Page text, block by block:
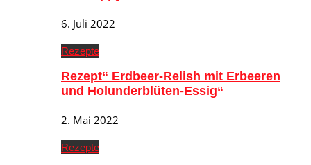
6. Juli 2022
Rezepte
Rezept“ Erdbeer-Relish mit Erbeeren
und Holunderblüten-Essig“
2. Mai 2022
Rezepte